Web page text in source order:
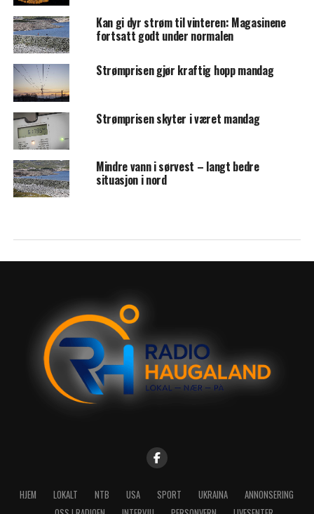
Kan gi dyr strøm til vinteren: Magasinene
fortsatt godt under normalen
Strømprisen gjør kraftig hopp mandag
Strømprisen skyter i været mandag
Mindre vann i sørvest – langt bedre
situasjon i nord
HJEM LOKALT NTB USA SPORT UKRAINA
ANNONSERING